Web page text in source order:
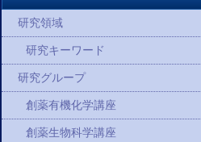
研究領域
研究キーワード
研究グループ
創薬有機化学講座
創薬生物科学講座